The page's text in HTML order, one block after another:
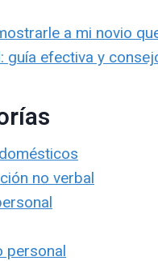
a mi novio
guía efectiva y
no verbal
personal